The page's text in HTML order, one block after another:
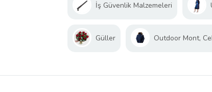
İş Güvenlik Malzemeleri
Güller Outdoor Mont,